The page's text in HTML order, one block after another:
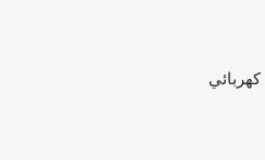
كهربائي